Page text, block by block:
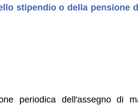
stipendio o della pensione
periodica dell'assegno di